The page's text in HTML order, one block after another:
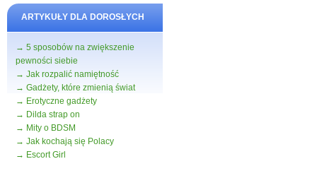
ARTYKUŁY DLA DOROSŁYCH
→ 5 sposobów na zwiększenie
pewności siebie
→ Jak rozpalić namiętność
→ Gadżety, które zmienią świat
→ Erotyczne gadżety
→ Dilda strap on
→ Mity o BDSM
→ Jak kochają się Polacy
→ Escort Girl